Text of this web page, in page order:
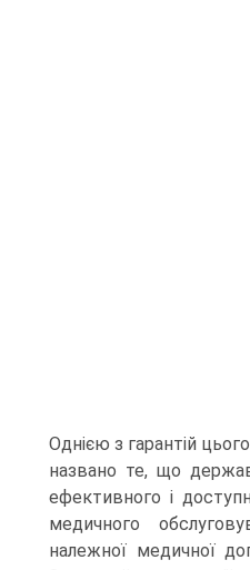
Однією з гарантій
названо те, що
ефективного і
медичного
належної медичної